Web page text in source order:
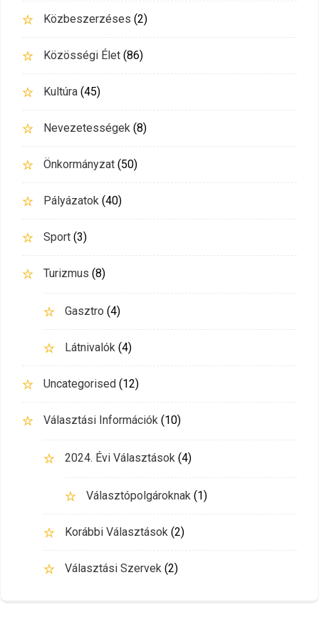
Közbeszerzéses (2)
Közösségi Élet (86)
Kultúra (45)
Nevezetességek (8)
Önkormányzat (50)
Pályázatok (40)
Sport (3)
Turizmus (8)
Gasztro (4)
Látnivalók (4)
Uncategorised (12)
Választási Információk (10)
2024. Évi Választások (4)
Választópolgároknak (1)
Korábbi Választások (2)
Választási Szervek (2)